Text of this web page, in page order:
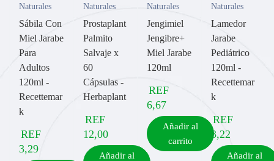
Naturales
Sábila Con
Miel Jarabe
Para
Adultos
120ml -
Recettemar
k
REF
3,29
Naturales
Prostaplant
Palmito
Salvaje x
60
Cápsulas -
Herbaplant
REF
12,00
Añadir al
Naturales
Jengimiel
Jengibre+
Miel Jarabe
120ml
REF
6,67
Añadir al
carrito
Naturales
Lamedor
Jarabe
Pediátrico
120ml -
Recettemar
k
REF
3,22
Añadir al